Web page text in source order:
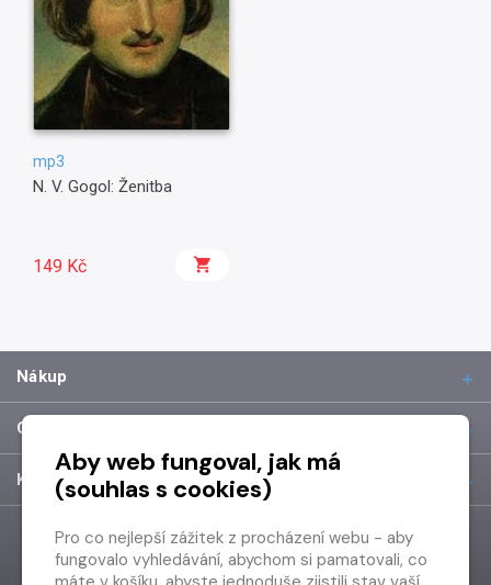
mp3
N. V. Gogol: Ženitba
149 Kč
Nákup
O společnosti
Kontakt
Aby web fungoval, jak má
(souhlas s cookies)
Pro co nejlepší zážitek z procházení webu - aby
fungovalo vyhledávání, abychom si pamatovali, co